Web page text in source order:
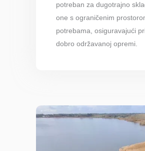
potreban za dugotrajno
one s ograničenim
potrebama, osiguravajući
dobro održavanoj opremi.